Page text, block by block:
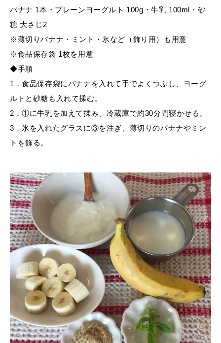
バナナ 1本・プレーンヨーグルト 100g・牛乳 100ml・砂
糖 大さじ2
※薄切りバナナ・ミント・氷など（飾り用）も用意
※食品保存袋 1枚を用意
◆手順
1．食品保存袋にバナナを入れて手でよくつぶし、ヨーグ
ルトと砂糖も入れて揉む。
2．①に牛乳を加えて揉み、冷蔵庫で約30分間寝かせる。
3．氷を入れたグラスに③を注ぎ、薄切りのバナナやミン
トを飾る。